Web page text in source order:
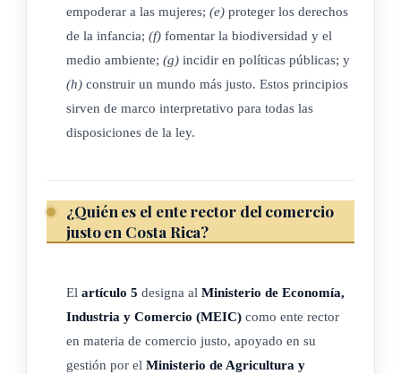
organizaciones inclusivas y democráticas que están activas en
el apoyo a laeducación, la salud y los servicios sociales
dentro de sus comunidades, como una manera de difundir los
beneficios del comercio lo más ampliamente posible.
c) Trabajo decente y contribuir a ingresos y salarios dignos:
colectiva, la eliminación de la discriminación, evitar el trabajo
forzado y proporcionar un ambiente de trabajo seguro y
d) Empoderar a las mujeres: las mujeres tienen derecho a
recibir igual remuneración y trato, y tienen acceso a las
mismas oportunidades que los hombres.
empoderar a las mujeres; (e) proteger los derechos
de la infancia; (f) fomentar la biodiversidad y el
medio ambiente; (g) incidir en políticas públicas; y
(h) construir un mundo más justo. Estos principios
sirven de marco interpretativo para todas las
disposiciones de la ley.
¿Quién es el ente rector del comercio
justo en Costa Rica?
El artículo 5 designa al Ministerio de Economía,
Industria y Comercio (MEIC) como ente rector
en materia de comercio justo, apoyado en su
gestión por el Ministerio de Agricultura y